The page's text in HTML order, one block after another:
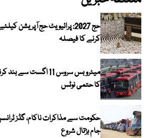
حج 2027: پرائیویٹ حج آپریشن
کرنے کا فیصلہ
میٹرو بس سروس 11
کا حتمی نوٹس
حکومت سے مذاکرات ناکام، گڈز
جام ہڑتال شروع